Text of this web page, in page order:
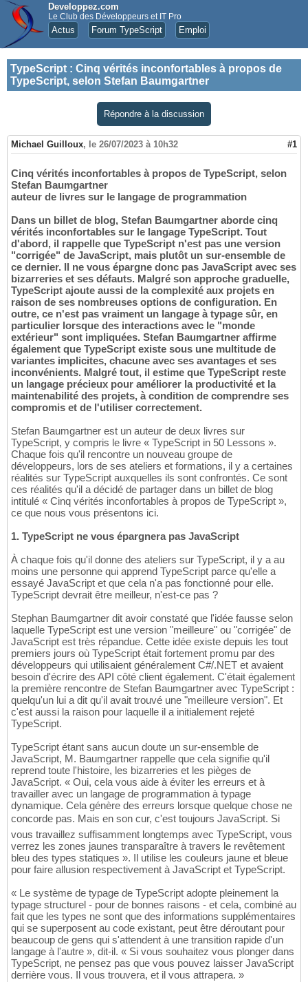
Developpez.com
Le Club des Développeurs et IT Pro
Actus Forum TypeScript Emploi
TypeScript : Cinq vérités inconfortables à propos de
TypeScript, selon Stefan Baumgartner
Répondre à la discussion
Michael Guilloux, le 26/07/2023 à 10h32 #1
Cinq vérités inconfortables à propos de TypeScript, selon
Stefan Baumgartner
auteur de livres sur le langage de programmation
Dans un billet de blog, Stefan Baumgartner aborde cinq
vérités inconfortables sur le langage TypeScript. Tout
d'abord, il rappelle que TypeScript n'est pas une version
"corrigée" de JavaScript, mais plutôt un sur-ensemble de
ce dernier. Il ne vous épargne donc pas JavaScript avec ses
bizarreries et ses défauts. Malgré son approche graduelle,
TypeScript ajoute aussi de la complexité aux projets en
raison de ses nombreuses options de configuration. En
outre, ce n'est pas vraiment un langage à typage sûr, en
particulier lorsque des interactions avec le "monde
extérieur" sont impliquées. Stefan Baumgartner affirme
également que TypeScript existe sous une multitude de
variantes implicites, chacune avec ses avantages et ses
inconvénients. Malgré tout, il estime que TypeScript reste
un langage précieux pour améliorer la productivité et la
maintenabilité des projets, à condition de comprendre ses
compromis et de l'utiliser correctement.
Stefan Baumgartner est un auteur de deux livres sur
TypeScript, y compris le livre « TypeScript in 50 Lessons ».
Chaque fois qu'il rencontre un nouveau groupe de
développeurs, lors de ses ateliers et formations, il y a certaines
réalités sur TypeScript auxquelles ils sont confrontés. Ce sont
ces réalités qu'il a décidé de partager dans un billet de blog
intitulé « Cinq vérités inconfortables à propos de TypeScript »,
ce que nous vous présentons ici.
1. TypeScript ne vous épargnera pas JavaScript
À chaque fois qu'il donne des ateliers sur TypeScript, il y a au
moins une personne qui apprend TypeScript parce qu'elle a
essayé JavaScript et que cela n'a pas fonctionné pour elle.
TypeScript devrait être meilleur, n'est-ce pas ?
Stephan Baumgartner dit avoir constaté que l'idée fausse selon
laquelle TypeScript est une version "meilleure" ou "corrigée" de
JavaScript est très répandue. Cette idée existe depuis les tout
premiers jours où TypeScript était fortement promu par des
développeurs qui utilisaient généralement C#/.NET et avaient
besoin d'écrire des API côté client également. C'était également
la première rencontre de Stefan Baumgartner avec TypeScript :
quelqu'un lui a dit qu'il avait trouvé une "meilleure version". Et
c'est aussi la raison pour laquelle il a initialement rejeté
TypeScript.
TypeScript étant sans aucun doute un sur-ensemble de
JavaScript, M. Baumgartner rappelle que cela signifie qu'il
reprend toute l'histoire, les bizarreries et les pièges de
JavaScript. « Oui, cela vous aide à éviter les erreurs et à
travailler avec un langage de programmation à typage
dynamique. Cela génère des erreurs lorsque quelque chose ne
concorde pas. Mais en son cur, c'est toujours JavaScript. Si
vous travaillez suffisamment longtemps avec TypeScript, vous
verrez les zones jaunes transparaître à travers le revêtement
bleu des types statiques ». Il utilise les couleurs jaune et bleue
pour faire allusion respectivement à JavaScript et TypeScript.
« Le système de typage de TypeScript adopte pleinement la
typage structurel - pour de bonnes raisons - et cela, combiné au
fait que les types ne sont que des informations supplémentaires
qui se superposent au code existant, peut être déroutant pour
beaucoup de gens qui s'attendent à une transition rapide d'un
langage à l'autre », dit-il. « Si vous souhaitez vous plonger dans
TypeScript, ne pensez pas que vous pouvez laisser JavaScript
derrière vous. Il vous trouvera, et il vous attrapera. »